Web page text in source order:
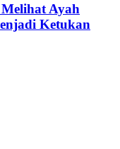
Ayah
Ketukan